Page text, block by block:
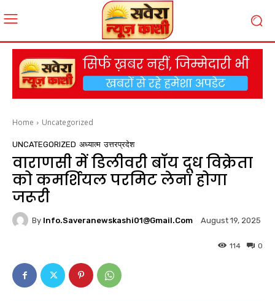
Home Uncategorized
UNCATEGORIZED अध्यात्म उत्तरप्रदेश
वाराणसी में डिलीवरी बॉय दूध विक्रेता
को कमर्शियल परमिट लेना होगा
जरूरी
By Info.saveranewskashi01@gmail.com August 19, 2025
0
114